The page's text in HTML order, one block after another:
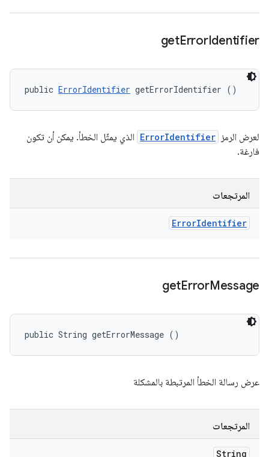
getErrorIdentifier
public ErrorIdentifier getErrorIdentifier ()
لعرض الرمز ErrorIdentifier الذي يمثّل الخطأ. يمكن أن تكون
فارغة.
المرتجعات
ErrorIdentifier
getErrorMessage
public String getErrorMessage ()
عرض رسالة الخطأ المرتبطة بالمشكلة
المرتجعات
String